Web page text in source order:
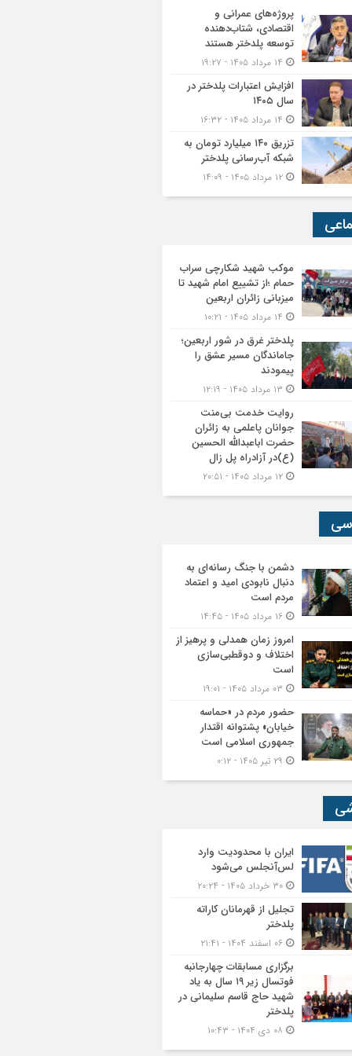
پروژه‌های عمرانی و
اقتصادی، شتاب‌دهنده
توسعه پلدختر هستند
افزایش اعتبارات پلدختر در
سال ۱۴۰۵
تزریق ۱۴۰ میلیارد تومان به
شبکه آب‌رسانی پلدختر
موکب شهید شکارچی سراب
حمام ؛از تشییع امام شهید تا
میزبانی زائران اربعین
پلدختر غرق در شور اربعین؛
جاماندگان مسیر عشق را
پیمودند
روایت خدمت بی‌منت
جوانان پاعلمی به زائران
حضرت اباعبدالله الحسین
(ع)در آزادراه پل زال
دشمن با جنگ رسانه‌ای به
دنبال نابودی امید و اعتماد
مردم است
امروز زمان همدلی و پرهیز از
اختلاف و دوقطبی‌سازی
است
حضور مردم در «حماسه
خیابان» پشتوانه اقتدار
جمهوری اسلامی است
ایران با محدودیت وارد
لس‌آنجلس می‌شود
تجلیل از قهرمانان کاراته
پلدختر
برگزاری مسابقات چهارجانبه
فوتسال زیر ۱۹ سال به یاد
شهید حاج قاسم سلیمانی در
پلدختر